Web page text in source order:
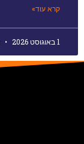
קרא עוד»
1 באוגוסט 2026